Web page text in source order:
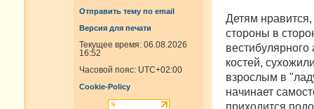
Отправить тему по email
Версия для печати
Текущее время: 06.08.2026
16:52
Часовой пояс: UTC+02:00
Cookie-Policy
Детям нравится,
стороны в
костей,
взрослым в
начинает
приходится